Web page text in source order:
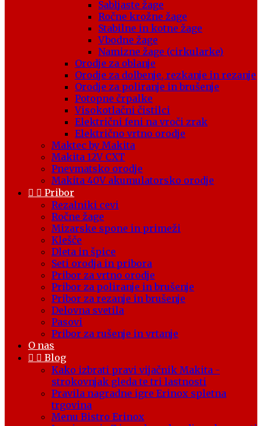
Sabljaste žage
Ročne krožne žage
Stabilne in kotne žage
Vbodne žage
Namizne žage (cirkularke)
Orodje za oblanje
Orodje za dolbenje, rezkanje in rezanje
Orodje za poliranje in brušenje
Potopne črpalke
Visokotlačni čistilci
Električni feni na vroči zrak
Električno vrtno orodje
Maktec by Makita
Makita 12V CXT
Pnevmatsko orodje
Makita 40V akumulatorsko orodje
  Pribor
Rezalniki cevi
Ročne žage
Mizarske spone in primeži
Klešče
Dleta in špice
Seti orodja in pribora
Pribor za vrtno orodje
Pribor za poliranje in brušenje
Pribor za rezanje in brušenje
Delovna svetila
Pasovi
Pribor za rušenje in vrtanje
O nas
  Blog
Kako izbrati pravi vijačnik Makita -
strokovnjak gleda te tri lastnosti
Pravila nagradne igre Erinox spletna
trgovina
Menu Bistro Erinox